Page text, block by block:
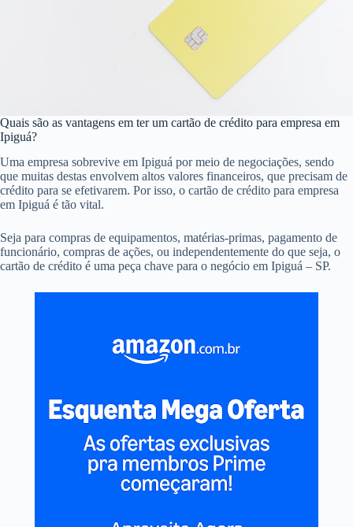
Quais são as vantagens em ter um cartão de crédito para empresa em
Ipiguá?
Uma empresa sobrevive em Ipiguá por meio de negociações, sendo
que muitas destas envolvem altos valores financeiros, que precisam de
crédito para se efetivarem. Por isso, o cartão de crédito para empresa
em Ipiguá é tão vital.
Seja para compras de equipamentos, matérias-primas, pagamento de
funcionário, compras de ações, ou independentemente do que seja, o
cartão de crédito é uma peça chave para o negócio em Ipiguá – SP.